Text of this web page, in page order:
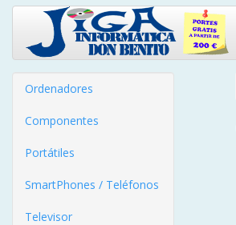
Ordenadores
Componentes
Portátiles
SmartPhones / Teléfonos
Televisor